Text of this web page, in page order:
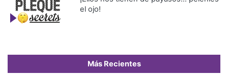
el ojo!
Más Recientes